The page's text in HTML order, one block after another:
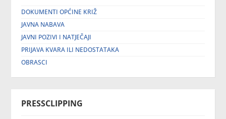
DOKUMENTI OPĆINE KRIŽ
JAVNA NABAVA
JAVNI POZIVI I NATJEČAJI
PRIJAVA KVARA ILI NEDOSTATAKA
OBRASCI
PRESSCLIPPING